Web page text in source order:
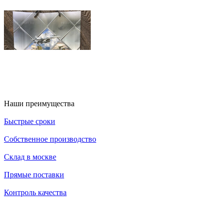
Наши преимущества
Быстрые сроки
Собственное производство
Склад в москве
Прямые поставки
Контроль качества